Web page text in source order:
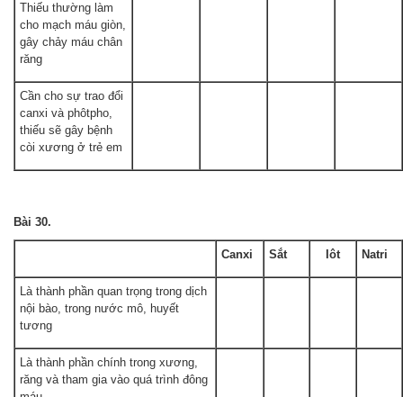
Thiếu thường làm
cho mạch máu giòn,
gây chảy máu chân
răng
Cần cho sự trao đổi
canxi và phôtpho,
thiếu sẽ gây bệnh
còi xương ở trẻ em
Bài 30.
Canxi Sắt Iôt Natri
Là thành phần quan trọng trong dịch
nội bào, trong nước mô, huyết
tương
Là thành phần chính trong xương,
răng và tham gia vào quá trình đông